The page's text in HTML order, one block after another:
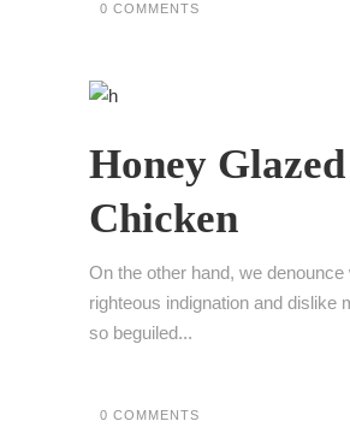
0 COMMENTS
Honey Glazed
Chicken
On the other hand, we denounce
righteous indignation and dislike
so beguiled...
0 COMMENTS